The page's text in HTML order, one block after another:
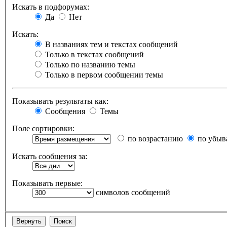
Искать в подфорумах:
Да
Нет
Искать:
В названиях тем и текстах сообщений
Только в текстах сообщений
Только по названию темы
Только в первом сообщении темы
Показывать результаты как:
Сообщения
Темы
Поле сортировки:
по возрастанию
по
Искать сообщения за:
Показывать первые:
символов сообщений